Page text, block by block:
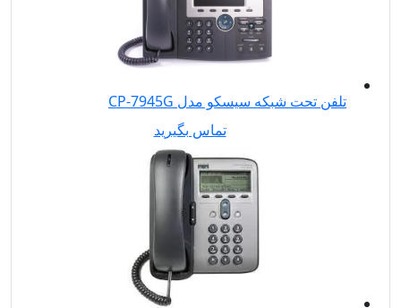
تلفن تحت شبکه سیسکو مدل CP-7945G
تماس بگیرید